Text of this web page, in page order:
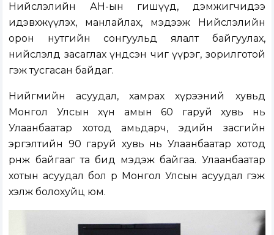
Нийслэлийн АН-ын гишүүд, дэмжигчидээ
идэвхжүүлэх, манлайлах, мэдээж Нийслэлийн
орон нутгийн сонгуульд ялалт байгуулах,
нийслэлд засаглах үндсэн чиг үүрэг, зорилготой
гэж тусгасан байдаг.
Нийгмийн асуудал, хамрах хүрээний хувьд
Монгол Улсын хүн амын 60 гаруй хувь нь
Улаанбаатар хотод амьдарч, эдийн засгийн
эргэлтийн 90 гаруй хувь нь Улаанбаатар хотод
өрнөж байгааг та бид мэдэж байгаа. Улаанбаатар
хотын асуудал бол өөрөө Монгол Улсын асуудал гэж
хэлж болохуйц юм.